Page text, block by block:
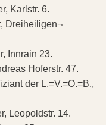
Karlstr. 6.
Dreiheiligen¬
Innrain 23.
Hoferstr. 47.
der L.=V.=O.=B.,
Leopoldstr. 14.